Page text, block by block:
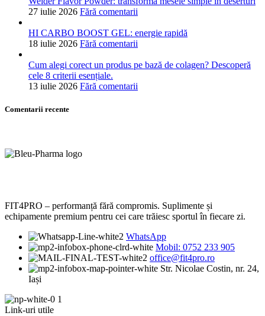
27 iulie 2026 Fără comentarii
HI CARBO BOOST GEL: energie rapidă
18 iulie 2026 Fără comentarii
Cum alegi corect un produs pe bază de colagen? Descoperă
cele 8 criterii esențiale.
13 iulie 2026 Fără comentarii
Comentarii recente
FIT4PRO – performanță fără compromis. Suplimente și
echipamente premium pentru cei care trăiesc sportul în fiecare zi.
WhatsApp
Mobil: 0752 233 905
office@fit4pro.ro
Str. Nicolae Costin, nr. 24,
Iași
Link-uri utile